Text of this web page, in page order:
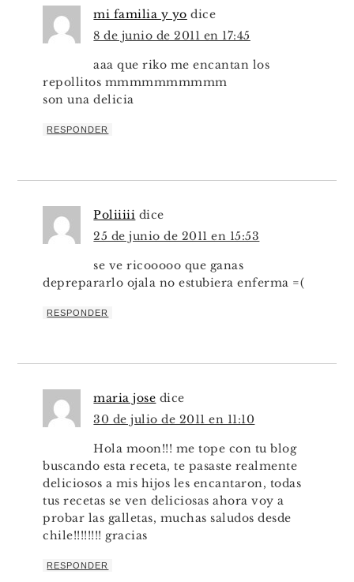
mi familia y yo dice
8 de junio de 2011 en 17:45
aaa que riko me encantan los
repollitos mmmmmmmmmm
son una delicia
RESPONDER
Poliiiii dice
25 de junio de 2011 en 15:53
se ve ricooooo que ganas
deprepararlo ojala no estubiera enferma =(
RESPONDER
maria jose dice
30 de julio de 2011 en 11:10
Hola moon!!! me tope con tu blog
buscando esta receta, te pasaste realmente
deliciosos a mis hijos les encantaron, todas
tus recetas se ven deliciosas ahora voy a
probar las galletas, muchas saludos desde
chile!!!!!!!! gracias
RESPONDER